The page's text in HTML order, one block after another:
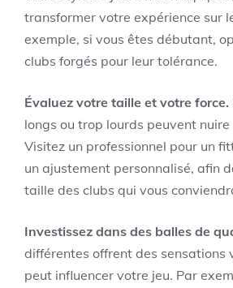
transformer votre expérience sur
exemple, si vous êtes débutant,
clubs forgés pour leur tolérance.
Évaluez votre taille et votre force.
longs ou trop lourds peuvent
Visitez un professionnel pour un
un ajustement personnalisé, afin
taille des clubs qui vous
Investissez dans des balles de
différentes offrent des sensations
peut influencer votre jeu. Par